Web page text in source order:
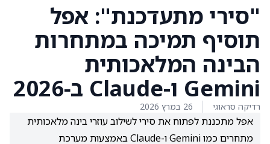
"סירי מתעדכנת": אפל
תוסיף תמיכה במתחרות
הבינה המלאכותית
Gemini ו-Claude ב‑2026
רדיקה סראוגי 26 במרץ 2026
אפל מתכננת לפתוח את סירי לשילוב עוזרי בינה מלאכותית
מתחרים כמו Gemini ו-Claude באמצעות מערכת